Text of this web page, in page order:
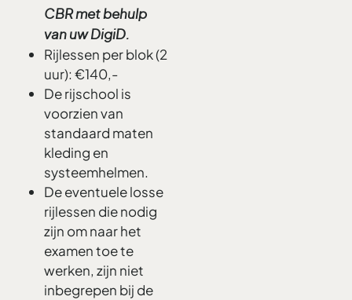
CBR met behulp
van uw DigiD.
Rijlessen per blok (2
uur): €140,-
De rijschool is
voorzien van
standaard maten
kleding en
systeemhelmen.
De eventuele losse
rijlessen die nodig
zijn om naar het
examen toe te
werken, zijn niet
inbegrepen bij de